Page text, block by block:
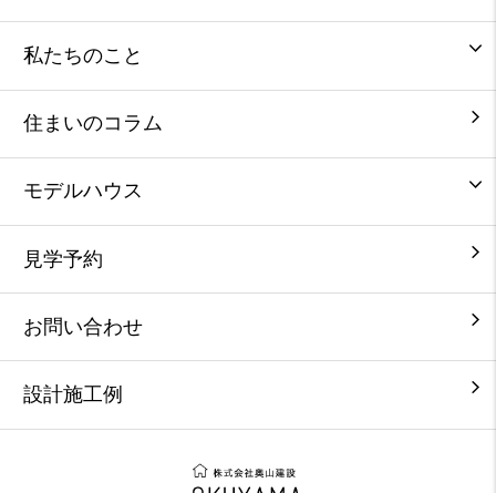
私たちのこと
住まいのコラム
モデルハウス
見学予約
お問い合わせ
設計施工例